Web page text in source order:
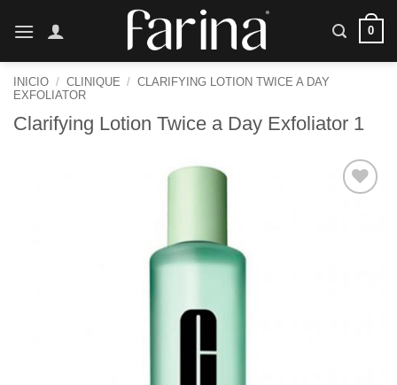
0
INICIO / CLINIQUE / CLARIFYING LOTION TWICE A DAY
EXFOLIATOR
Clarifying Lotion Twice a Day Exfoliator 1